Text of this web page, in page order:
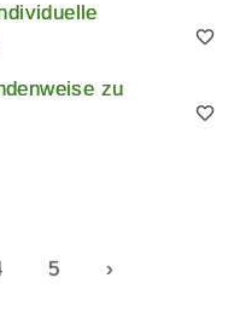
zu
5 ›